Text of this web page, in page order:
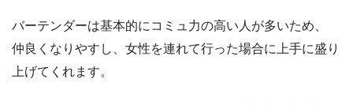
バーテンダーは基本的にコミュ力の高い人が多いため、
仲良くなりやすし、女性を連れて行った場合に上手に盛り
上げてくれます。